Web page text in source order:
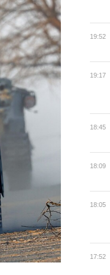
19:52
19:17
18:45
18:09
18:05
17:52